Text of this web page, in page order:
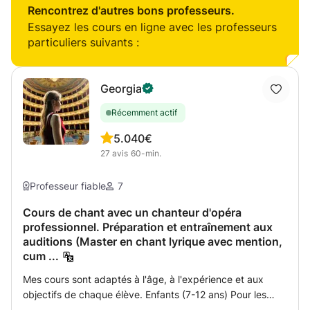
régulières dans des structures telles que des crèches,
foyers, ASBLs, Maisons relais sont possibles.
intéressé à (re)commencer le piano, ou si vous êtes un
élève avancé qui a besoin de se préparer pour un
examen/concert/concours... n'hésitez pas à me contacter
Rencontrez d'autres bons professeurs.
Essayez les cours en ligne avec les professeurs
particuliers suivants :
Georgia
Récemment actif
5.0
27 avis
40€
60-min.
Professeur fiable 7
Cours de chant avec un chanteur d'opéra
professionnel. Préparation et entraînement aux
auditions (Master en chant lyrique avec mention,
cum ...
Mes cours sont adaptés à l'âge, à l'expérience et aux
objectifs de chaque élève. Enfants (7-12 ans) Pour les